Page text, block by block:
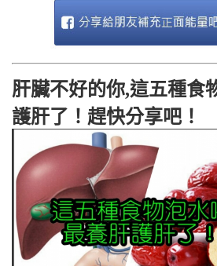
肝臟不好的你,這五種食
護肝了！趕快分享吧！